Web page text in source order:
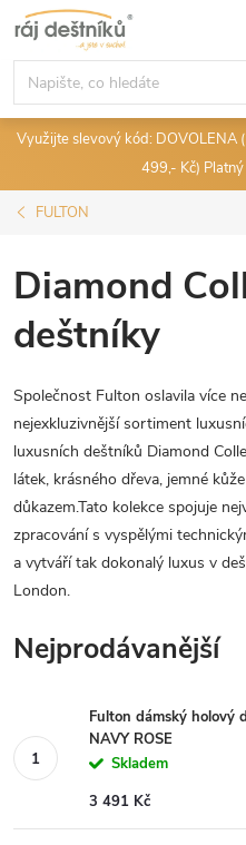
Přejít
na
obsah
Využijte slevový kód: DOVOLENA
499,- Kč)
FULTON
Diamond
deštníky
Společnost Fulton oslavila více
nejexkluzivnější sortiment
luxusních deštníků Diamond
látek, krásného dřeva, jemné
důkazem.Tato kolekce spojuje
zpracování s vyspělými
a vytváří tak dokonalý luxus v
London.
Nejprodávanější
Fulton dámský holový
NAVY ROSE
Skladem
3 491 Kč